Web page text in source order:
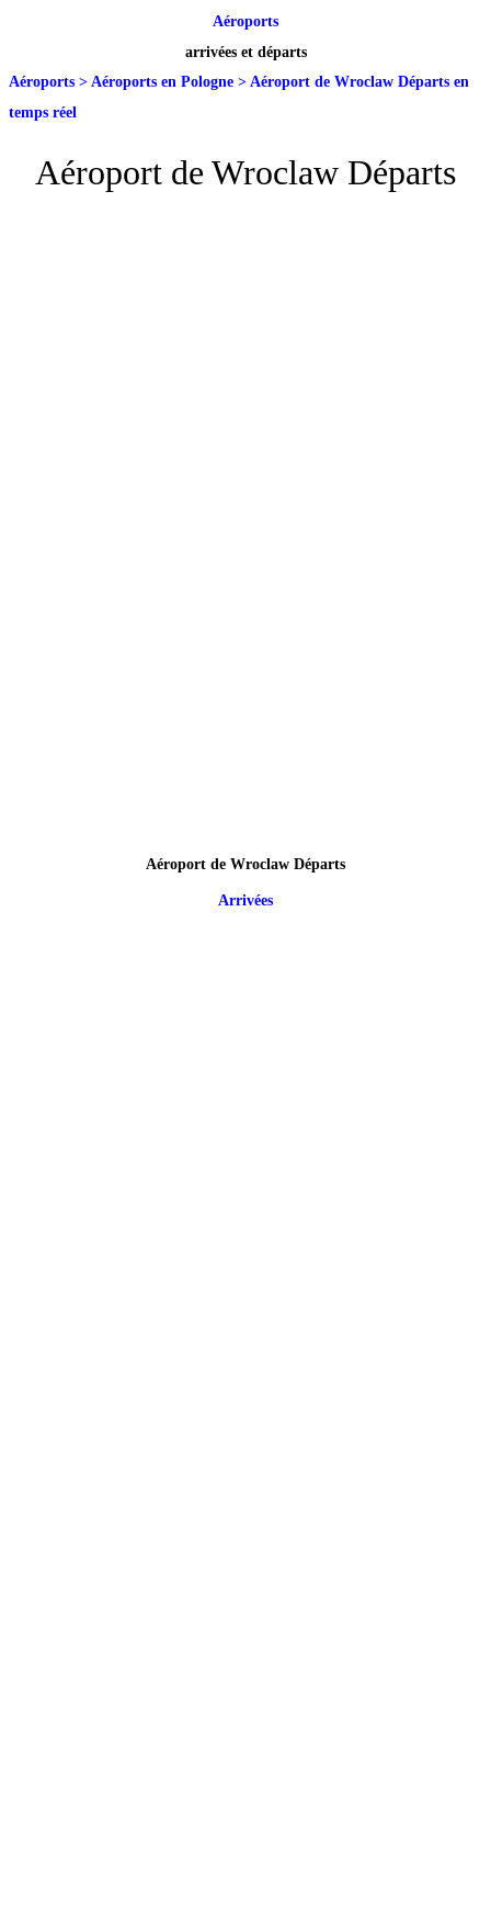
Aéroports
arrivées et départs
Aéroports > Aéroports en Pologne > Aéroport de Wroclaw Départs en
temps réel
Aéroport de Wroclaw Départs
Aéroport de Wroclaw Départs
Arrivées